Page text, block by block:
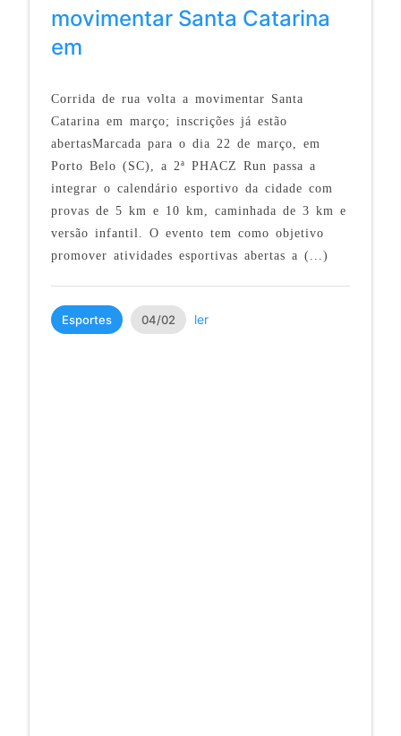
movimentar Santa Catarina
em
Corrida de rua volta a movimentar Santa
Catarina em março; inscrições já estão
abertasMarcada para o dia 22 de março, em
Porto Belo (SC), a 2ª PHACZ Run passa a
integrar o calendário esportivo da cidade com
provas de 5 km e 10 km, caminhada de 3 km e
versão infantil. O evento tem como objetivo
promover atividades esportivas abertas a (...)
Esportes 04/02 ler